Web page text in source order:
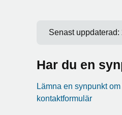
Senast uppdaterad:
Har du en
Lämna en synpunkt
kontaktformulär